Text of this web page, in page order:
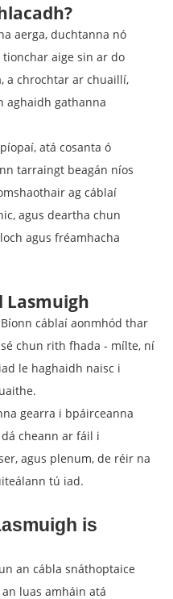
aerga, duchtanna nó
aige sin ar do
a chrochtar ar chuaillí,
aghaidh gathanna
atá cosanta ó
tarraingt beagán níos
ag cáblaí
agus deartha chun
agus fréamhacha
Lasmuigh
cáblaí aonmhód thar
chun rith fhada - mílte, ní
le haghaidh naisc i
gearra i bpáirceanna
cheann ar fáil i
agus plenum, de réir na
tú iad.
is
an cábla snáthoptaice
luas amháin atá